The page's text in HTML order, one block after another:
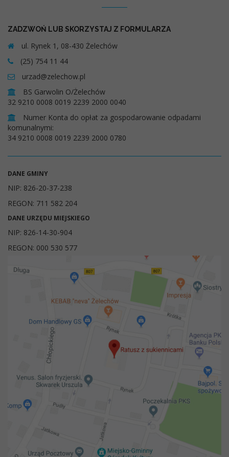
ZADZWOŃ LUB SKORZYSTAJ Z FORMULARZA
ul. Rynek 1, 08-430 Żelechów
(25) 754 11 44
urzad@zelechow.pl
BS Garwolin O/Żelechów
32 9210 0008 0019 2239 2000 0040
Numer Konta do opłat za gospodarowanie odpadami
komunalnymi:
34 9210 0008 0019 2239 2000 0780
DANE GMINY
NIP: 826-20-37-238
REGON: 711 582 204
DANE URZĘDU MIEJSKIEGO
NIP: 826-14-30-904
REGON: 000 530 577